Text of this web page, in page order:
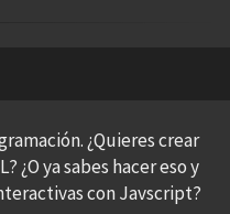
¿Quieres crear
¿O ya sabes hacer eso y
con Javscript?